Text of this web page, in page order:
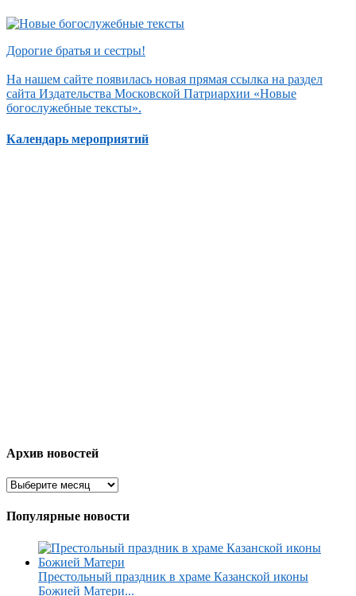
Дорогие братья и сестры!
На нашем сайте появилась новая прямая ссылка на раздел
сайта Издательства Московской Патриархии «Новые
богослужебные тексты».
Календарь мероприятий
Архив новостей
Популярные новости
Престольный праздник в храме Казанской иконы
Божией Матери...